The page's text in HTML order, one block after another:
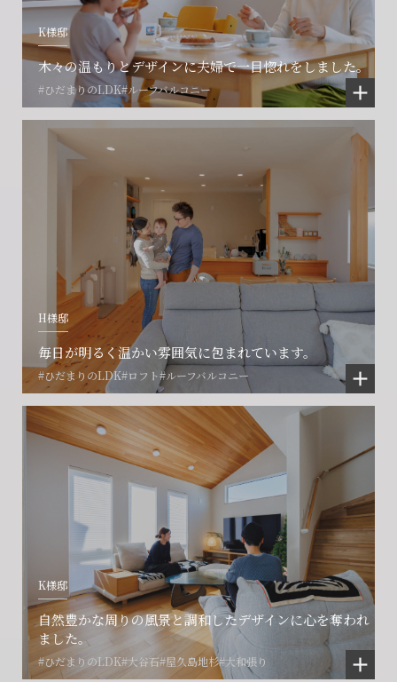
K様邸
木々の温もりとデザインに夫婦で一目惚れをしました。
#ひだまりのLDK#ルーフバルコニー
H様邸
毎日が明るく温かい雰囲気に包まれています。
#ひだまりのLDK#ロフト#ルーフバルコニー
K様邸
自然豊かな周りの風景と調和したデザインに心を奪われ
ました。
#ひだまりのLDK#大谷石#屋久島地杉#大和張り